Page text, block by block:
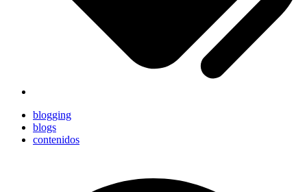
blogging
blogs
contenidos